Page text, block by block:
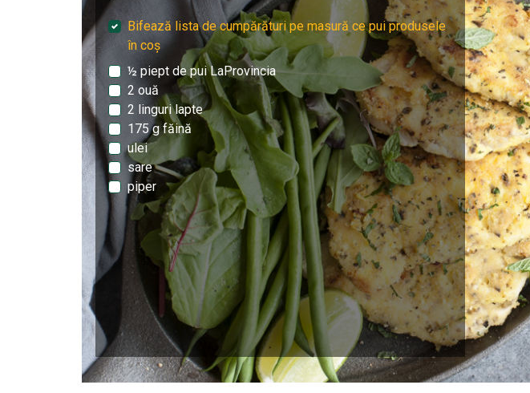
Bifează lista de cumpărături pe masură ce pui produsele
în coș
½ piept de pui LaProvincia
2 ouă
2 linguri lapte
175 g făină
ulei
sare
piper